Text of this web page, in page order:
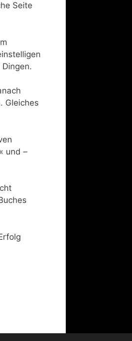
Seite
Gleiches
und –